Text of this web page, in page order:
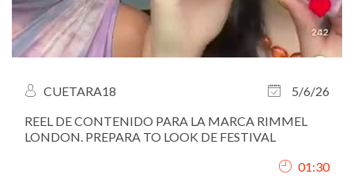
CUETARA18
5/6/26
REEL DE CONTENIDO PARA LA MARCA RIMMEL
LONDON. PREPARA TO LOOK DE FESTIVAL
01:30